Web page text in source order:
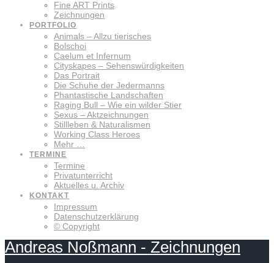
Fine ART Prints
Zeichnungen
PORTFOLIO
Animals – Allzu tierisches
Bolschoi
Caelum et Infernum
Cityskapes – Sehenswürdigkeiten
Das Portrait
Die Schuhe der Jedermanns
Phantastische Landschaften
Raging Bull – Wie ein wilder Stier
Sexus – Aktzeichnungen
Stillleben & Naturalismen
Working Class Heroes
Mehr …
TERMINE
Termine
Privatunterricht
Aktuelles u. Archiv
KONTAKT
Impressum
Datenschutzerklärung
© Copyright
Andreas Noßmann - Zeichnungen